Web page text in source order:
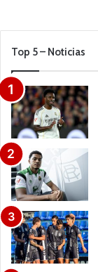
Top 5 – Noticias